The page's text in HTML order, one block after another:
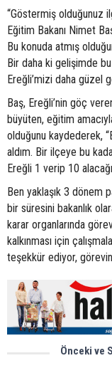
“Göstermiş olduğunuz
Eğitim Bakanı Nimet
Bu konuda atmış
Bir daha ki gelişimde
Ereğli’mizi daha güzel
Baş, Ereğli’nin göç
büyüten, eğitim
olduğunu kaydederek,
aldım. Bir ilçeye bu
Ereğli 1 verip 10
Ben yaklaşık 3 dönem
bir süresini bakanlık
karar organlarında
kalkınması için
teşekkür ediyor,
Önceki ve